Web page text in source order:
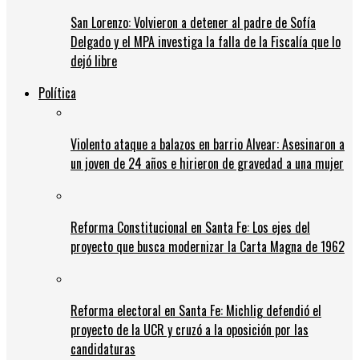
San Lorenzo: Volvieron a detener al padre de Sofía
Delgado y el MPA investiga la falla de la Fiscalía que lo
dejó libre
Política
Violento ataque a balazos en barrio Alvear: Asesinaron a
un joven de 24 años e hirieron de gravedad a una mujer
Reforma Constitucional en Santa Fe: Los ejes del
proyecto que busca modernizar la Carta Magna de 1962
Reforma electoral en Santa Fe: Michlig defendió el
proyecto de la UCR y cruzó a la oposición por las
candidaturas